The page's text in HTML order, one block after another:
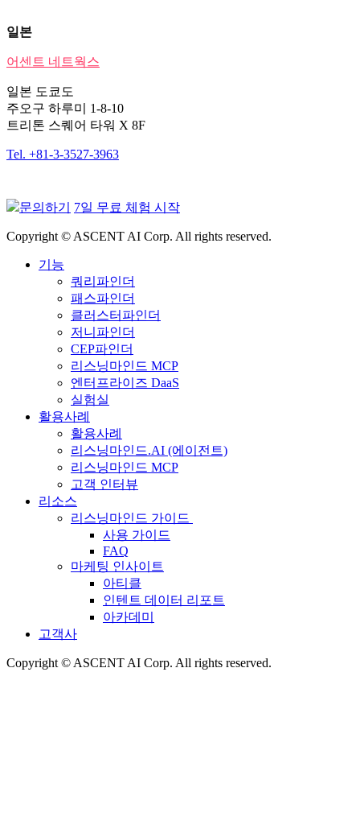
일본
어센트 네트웍스
일본 도쿄도
주오구 하루미 1-8-10
트리톤 스퀘어 타워 X 8F
Tel. +81-3-3527-3963
문의하기 7일 무료 체험 시작
Copyright © ASCENT AI Corp. All rights reserved.
기능
쿼리파인더
패스파인더
클러스터파인더
저니파인더
CEP파인더
리스닝마인드 MCP
엔터프라이즈 DaaS
실험실
활용사례
활용사례
리스닝마인드.AI (에이전트)
리스닝마인드 MCP
고객 인터뷰
리소스
리스닝마인드 가이드
사용 가이드
FAQ
마케팅 인사이트
아티클
인텐트 데이터 리포트
아카데미
고객사
Copyright © ASCENT AI Corp. All rights reserved.